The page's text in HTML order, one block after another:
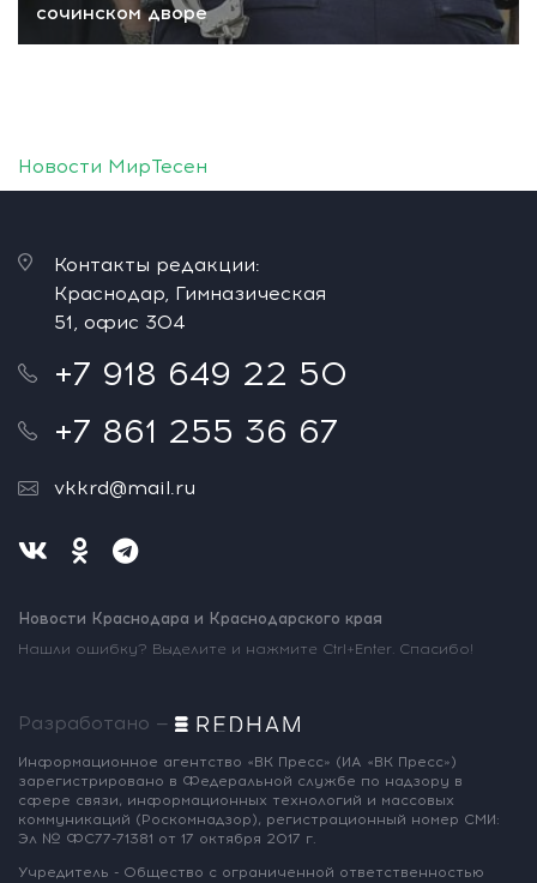
сочинском дворе
Новости МирТесен
Контакты редакции:
Краснодар, Гимназическая
51, офис 304
+7 918 649 22 50
+7 861 255 36 67
vkkrd@mail.ru
Новости Краснодара и Краснодарского края
Нашли ошибку? Выделите и нажмите Ctrl+Enter. Спасибо!
Разработано —
Информационное агентство «ВК Пресс» (ИА «ВК Пресс»)
зарегистрировано в Федеральной службе по надзору в
сфере связи, информационных технологий и массовых
коммуникаций (Роскомнадзор), регистрационный номер СМИ:
Эл № ФС77-71381 от 17 октября 2017 г.
Учредитель - Общество с ограниченной ответственностью